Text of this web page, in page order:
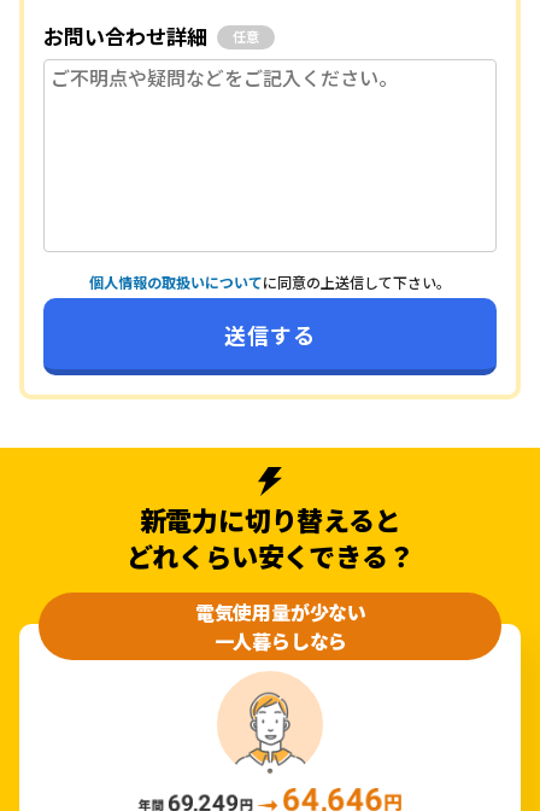
お問い合わせ詳細 任意
個人情報の取扱いについてに同意の上送信して下さい。
新電力に切り替えると
どれくらい安くできる？
電気使用量が少ない
一人暮らしなら